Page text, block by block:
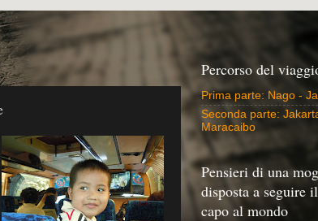
Percorso del
Prima parte: Nago -
Seconda parte:
Maracaibo
Pensieri di una
disposta a seguire
capo al mondo